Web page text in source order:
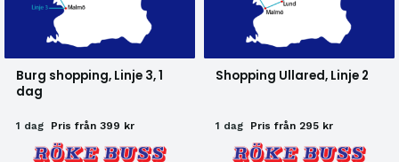
Burg shopping, Linje 3, 1
dag
1 dag Pris från 399 kr
Shopping Ullared, Linje 2
1 dag Pris från 295 kr